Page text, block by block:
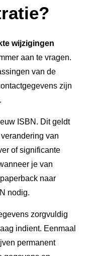
wijzigingen
aan te vragen.
van de
zijn
ISBN. Dit geldt
van
of significante
je van
naar
nodig.
zorgvuldig
indient. Eenmaal
permanent